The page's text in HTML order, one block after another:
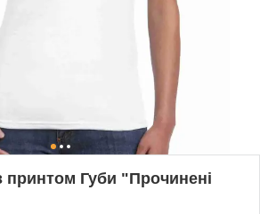
принтом Губи "Прочинені